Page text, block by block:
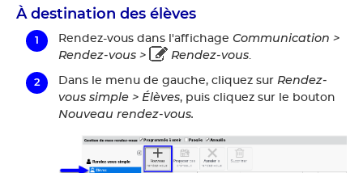
À destination des élèves
Rendez-vous dans l'affichage Communication >
Rendez-vous >
Rendez-vous
Dans le menu de gauche, cliquez sur Rendez-
vous simple > Élèves, puis cliquez sur le bouton
Nouveau rendez-vous.